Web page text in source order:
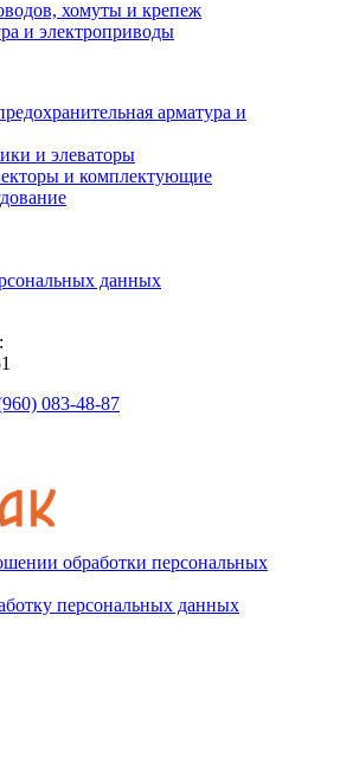
хомуты и крепеж
и электроприводы
арматура и
и элеваторы
и комплектующие
данных
083-48-87
обработки персональных
персональных данных